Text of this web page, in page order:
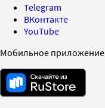
Telegram
ВКонтакте
YouTube
Мобильное приложение